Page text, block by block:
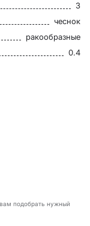
3
чеснок
ракообразные
0.4
подобрать нужный